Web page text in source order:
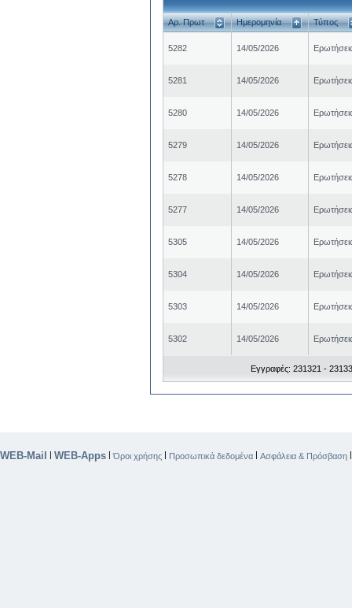
Αρ. Πρωτ Ημερομηνία Τύπος
5282 14/05/2026
5281 14/05/2026
5280 14/05/2026
5279 14/05/2026
5278 14/05/2026
5277 14/05/2026
5305 14/05/2026
5304 14/05/2026
5303 14/05/2026
5302 14/05/2026
Εγγραφές: 231321 -
WEB-Mail WEB-Apps |Όροι χρήσης Προσωπικά δεδομένα Ασφάλεια & Πρόσβαση